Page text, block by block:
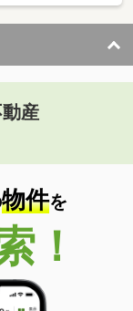
目
産
物件を
！